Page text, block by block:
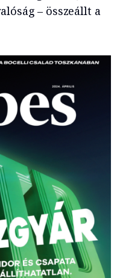
– összeállt a